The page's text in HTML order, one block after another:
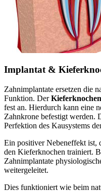
Implantat &
Zahnimplantate ersetzen die
Funktion. DerKieferknochen
fest an. Hierdurch kann eine
Zahnkrone befestigt werden.
Perfektion des Kausystems
Ein positiver Nebeneffekt ist,
den Kieferknochen trainiert.
Zahnimplantate
weitergeleitet.
Dies funktioniert wie beim